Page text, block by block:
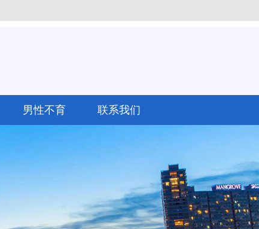
男性不育 联系我们